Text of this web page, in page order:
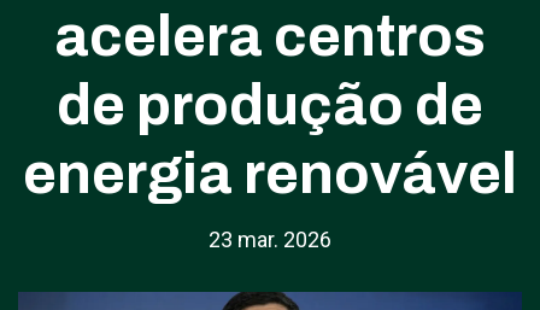
acelera centros
de produção de
energia renovável
23 mar. 2026